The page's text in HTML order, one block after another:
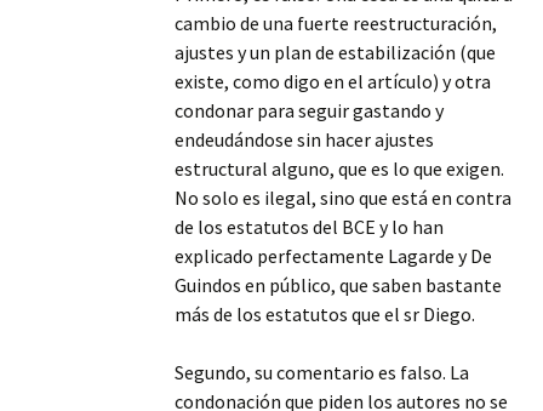
cambio de una fuerte reestructuración,
ajustes y un plan de estabilización (que
existe, como digo en el artículo) y otra
condonar para seguir gastando y
endeudándose sin hacer ajustes
estructural alguno, que es lo que exigen.
No solo es ilegal, sino que está en contra
de los estatutos del BCE y lo han
explicado perfectamente Lagarde y De
Guindos en público, que saben bastante
más de los estatutos que el sr Diego.
Segundo, su comentario es falso. La
condonación que piden los autores no se